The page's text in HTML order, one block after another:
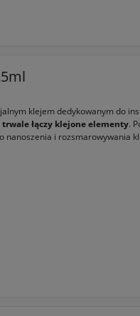
klejem dedykowanym do
trwale łączy klejone elementy.
nanoszenia i rozsmarowywania